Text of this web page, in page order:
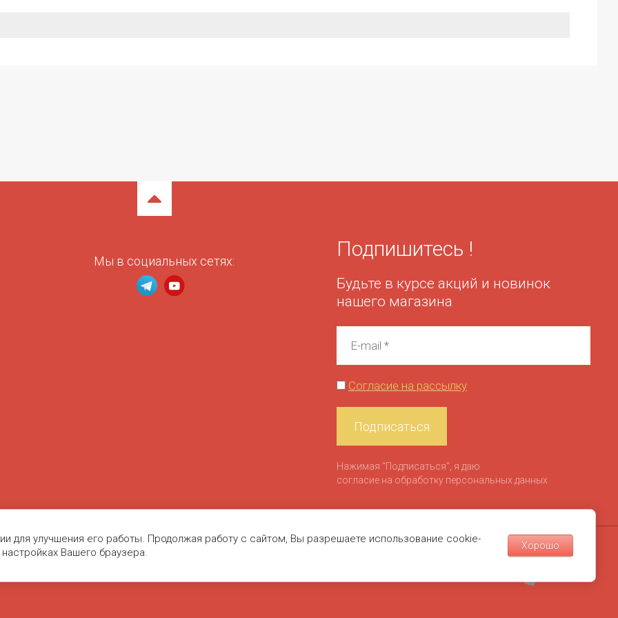
Подпишитесь !
Будьте в курсе акций и новинок
нашего магазина
Согласие на рассылку
Подписаться
Нажимая "Подписаться", я даю
согласие на обработку персональных данных
Мы в социальных сетях:
для улучшения его работы. Продолжая работу с сайтом, Вы разрешаете использование cookie-
Вашего браузера.
Хорошо